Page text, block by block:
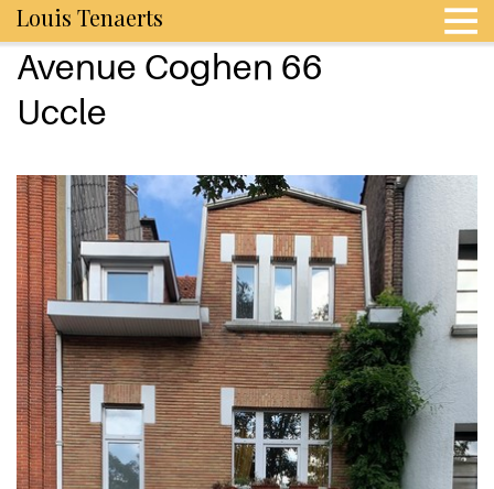
Louis Tenaerts
Avenue Coghen 66
Uccle